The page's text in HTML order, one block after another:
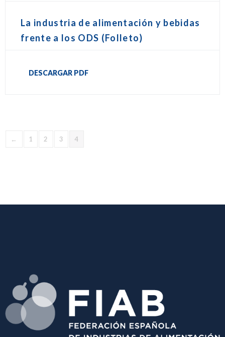
La industria de alimentación y bebidas
frente a los ODS (Folleto)
DESCARGAR PDF
← 1 2 3 4